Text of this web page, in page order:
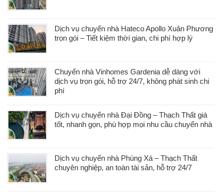
Dịch vụ chuyển nhà Hateco Apollo Xuân Phương
trọn gói – Tiết kiệm thời gian, chi phí hợp lý
Chuyển nhà Vinhomes Gardenia dễ dàng với
dịch vụ trọn gói, hỗ trợ 24/7, không phát sinh chi
phí
Dịch vụ chuyển nhà Đại Đồng – Thạch Thất giá
tốt, nhanh gọn, phù hợp mọi nhu cầu chuyển nhà
Dịch vụ chuyển nhà Phùng Xá – Thạch Thất
chuyên nghiệp, an toàn tài sản, hỗ trợ 24/7